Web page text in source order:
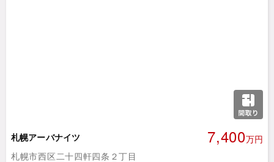
札幌アーバナイツ 7,400万円
札幌市西区二十四軒四条２丁目